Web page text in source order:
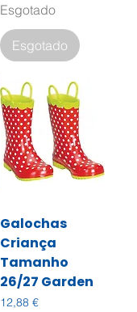
Esgotado
Esgotado
Galochas
Criança
Tamanho
26/27 Garden
Preço
12,88 €